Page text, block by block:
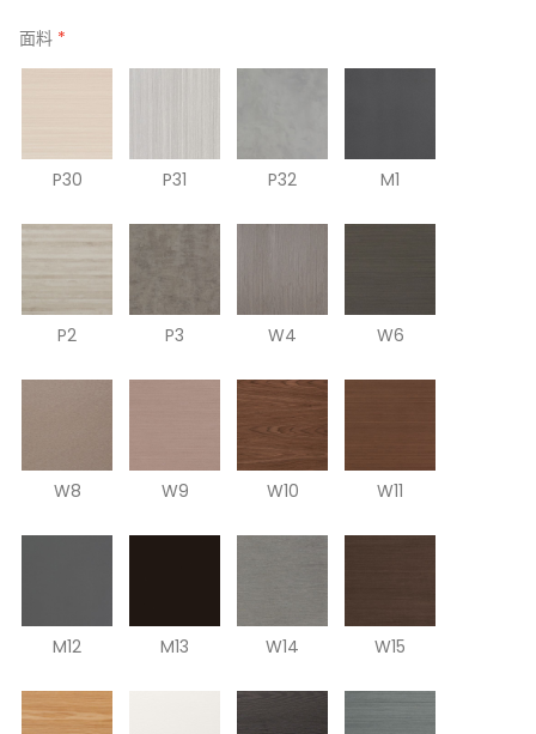
面料
P30 P31 P32 M1
P2 P3 W4 W6
W8 W9 W10 W11
M12 M13 W14 W15